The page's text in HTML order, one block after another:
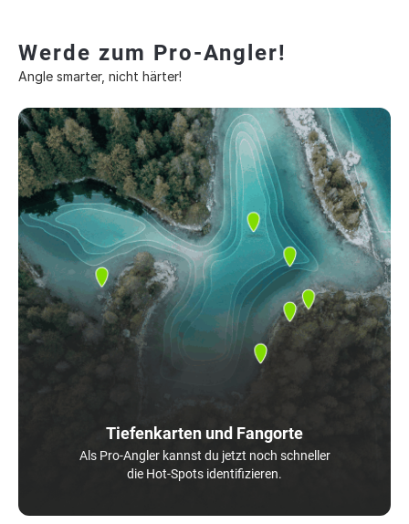
Werde zum Pro-Angler!
Angle smarter, nicht härter!
Tiefenkarten und Fangorte
Als Pro-Angler kannst du jetzt noch schneller
die Hot-Spots identifizieren.